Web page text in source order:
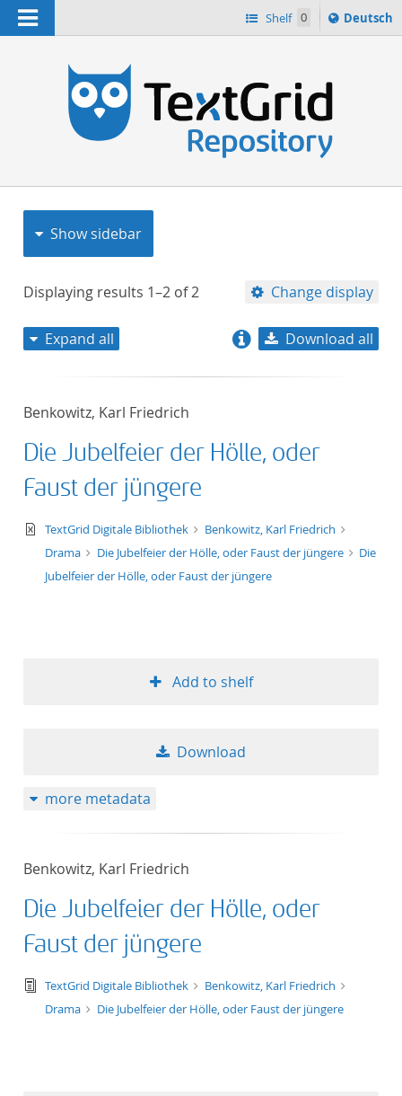
Navigation Shelf 0
Sprache
ï¿½ndern
Deutsch
Show sidebar
Displaying results 1–2 of2 Change display
title descending
format
Expand all Download all
Benkowitz, Karl Friedrich
Die Jubelfeier der Hölle, oder
Faust der jüngere
text/xml
TextGrid Digitale Bibliothek
Benkowitz, Karl Friedrich
Drama
Die Jubelfeier der Hölle, oder Faust der jüngere
Die
Jubelfeier der Hölle, oder Faust der jüngere
Add to shelf
Download
more metadata
Benkowitz, Karl Friedrich
Die Jubelfeier der Hölle, oder
Faust der jüngere
text/tg.edition+tg.aggregation+xml
TextGrid Digitale Bibliothek
Benkowitz, Karl Friedrich
Drama
Die Jubelfeier der Hölle, oder Faust der jüngere